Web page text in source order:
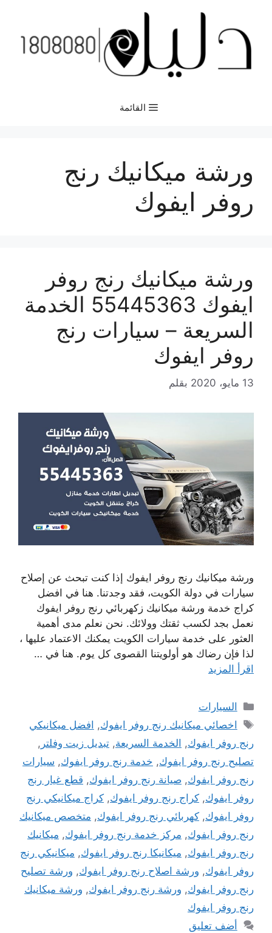
المحتوى
القائمة
ورشة ميكانيك رنج
روفر ايفوك
ورشة ميكانيك رنج روفر
ايفوك 55445363 الخدمة
السريعة – سيارات رنج
روفر ايفوك
13 مايو، 2020 بقلم
ورشة ميكانيك رنج روفر ايفوك إذا كنت تبحث عن إصلاح
سيارات في دولة الكويت، فقد وجدتنا. هنا في افضل
كراج خدمة ورشة ميكانيك زكهربائي رنج روفر ايفوك
نعمل بجد لكسب ثقتك وولائك. نحن نعلم مدى أهمية
العثور على خدمة سيارات الكويت يمكنك الاعتماد عليها ،
لذا فإن رضاك ​​هو أولويتنا القصوى كل يوم. هنا في …
اقرأ المزيد
التصنيفات
السيارات
الوسوم
اخصائي ميكانيك رنج روفر ايفوك, افضل ميكانيكي
رنج روفر ايفوك, الخدمة السريعة, تبديل زيت وفلتر ,
تصليح رنج روفر ايفوك, خدمة رنج روفر ايفوك, سيارات
رنج روفر ايفوك, صيانة رنج روفر ايفوك, قطع غيار رنج
روفر ايفوك, كراج رنج روفر ايفوك, كراج ميكانيكي رنج
روفر ايفوك, كهربائي رنج روفر ايفوك, متخصص ميكانيك
رنج روفر ايفوك, مركز خدمة رنج روفر ايفوك, ميكانيك
رنج روفر ايفوك, ميكانيكا رنج روفر ايفوك, ميكانيكي رنج
روفر ايفوك, ورشة اصلاح رنج روفر ايفوك, ورشة تصليح
رنج روفر ايفوك, ورشة رنج روفر ايفوك, ورشة ميكانيك
رنج روفر ايفوك
أضف تعليق